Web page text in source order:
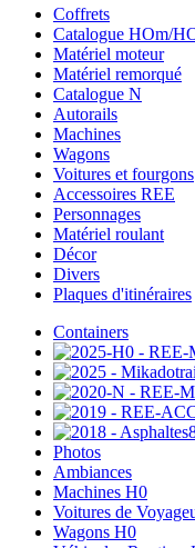
Coffrets
Catalogue HOm/
Matériel moteur
Matériel remorqué
Catalogue N
Autorails
Machines
Wagons
Voitures et fourgons
Accessoires REE
Personnages
Matériel roulant
Décor
Divers
Plaques d'itinéraires
Containers
Photos
Ambiances
Machines H0
Voitures de
Wagons H0